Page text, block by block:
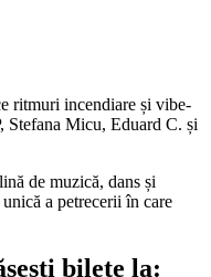
ritmuri incendiare și vibe-
Stefana Micu, Eduard C. și
de muzică, dans și
a petrecerii în care
bilete la: